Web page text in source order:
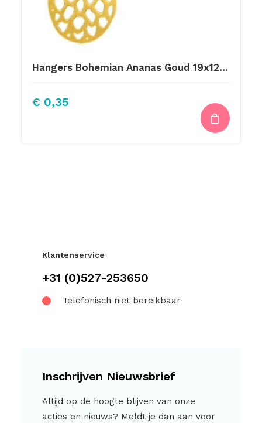
Hangers Bohemian Ananas Goud 19x12mm
€ 0,35
Klantenservice
+31 (0)527-253650
Telefonisch niet bereikbaar
Inschrijven Nieuwsbrief
Altijd op de hoogte blijven van onze
acties en nieuws? Meldt je dan aan voor